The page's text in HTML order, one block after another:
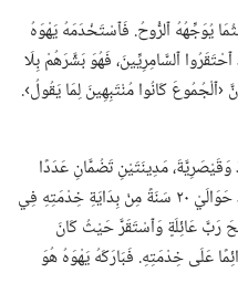
يُوَجِّهُهُ ٱلرُّوحُ.‏ فَٱسْتَخْدَمَهُ يَهْوَهُ
ٱلسَّامِرِيِّينَ،‏ فَهُوَ بَشَّرَهُمْ بِلَا
كَانُوا مُنْتَبِهِينَ لِمَا يَقُولُ›.‏
مَدِينَتَيْنِ تَضُمَّانِ عَدَدًا
‏)‏ وَبَعْدَ حَوَالَيْ ٢٠ سَنَةً مِنْ بِدَايَةِ خِدْمَتِهِ فِي
رَبَّ عَائِلَةٍ وَٱسْتَقَرَّ حَيْثُ كَانَ
عَلَى خِدْمَتِهِ.‏ فَبَارَكَهُ يَهْوَهُ هُوَ